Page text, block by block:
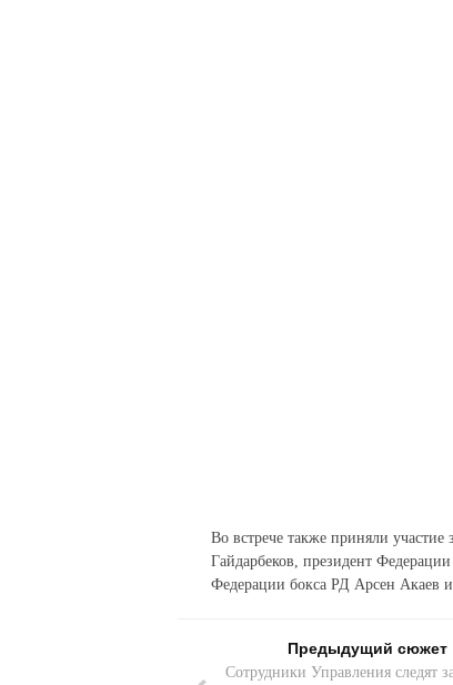
Во встрече также приняли
Гайдарбеков, президент
Федерации бокса РД Арсен Акаев
Предыдущий сюжет
Сотрудники Управления следят